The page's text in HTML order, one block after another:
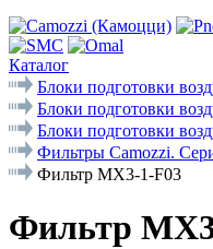
Каталог
Блоки подготовки
Блоки подготовки
Блоки подготовки
Фильтры Camozzi.
Фильтр MX3-1-F03
Фильтр